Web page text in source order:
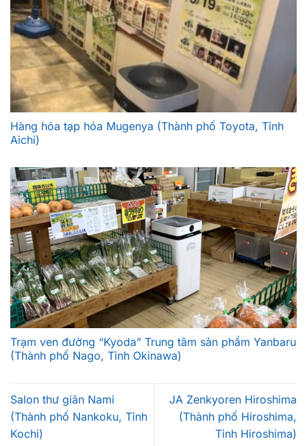
Hàng hóa tạp hóa Mugenya (Thành phố Toyota, Tỉnh
Aichi)
Trạm ven đường “Kyoda” Trung tâm sản phẩm Yanbaru
(Thành phố Nago, Tỉnh Okinawa)
Salon thư giãn Nami
(Thành phố Nankoku, Tỉnh
Kochi)
JA Zenkyoren Hiroshima
(Thành phố Hiroshima,
Tỉnh Hiroshima)